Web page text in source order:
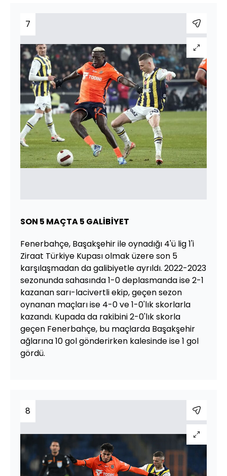
7
SON 5 MAÇTA 5 GALİBİYET
Fenerbahçe, Başakşehir ile oynadığı 4'ü lig 1'i
Ziraat Türkiye Kupası olmak üzere son 5
karşılaşmadan da galibiyetle ayrıldı. 2022-2023
sezonunda sahasında 1-0 deplasmanda ise 2-1
kazanan sarı-lacivertli ekip, geçen sezon
oynanan maçları ise 4-0 ve 1-0'lık skorlarla
kazandı. Kupada da rakibini 2-0'lık skorla
geçen Fenerbahçe, bu maçlarda Başakşehir
ağlarına 10 gol gönderirken kalesinde ise 1 gol
gördü.
8